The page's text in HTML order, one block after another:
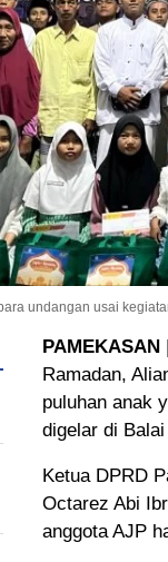
undangan usai
PAMEKASAN
Ramadan,
puluhan anak
digelar di
Ketua DPRD
Octarez Abi
anggota AJP